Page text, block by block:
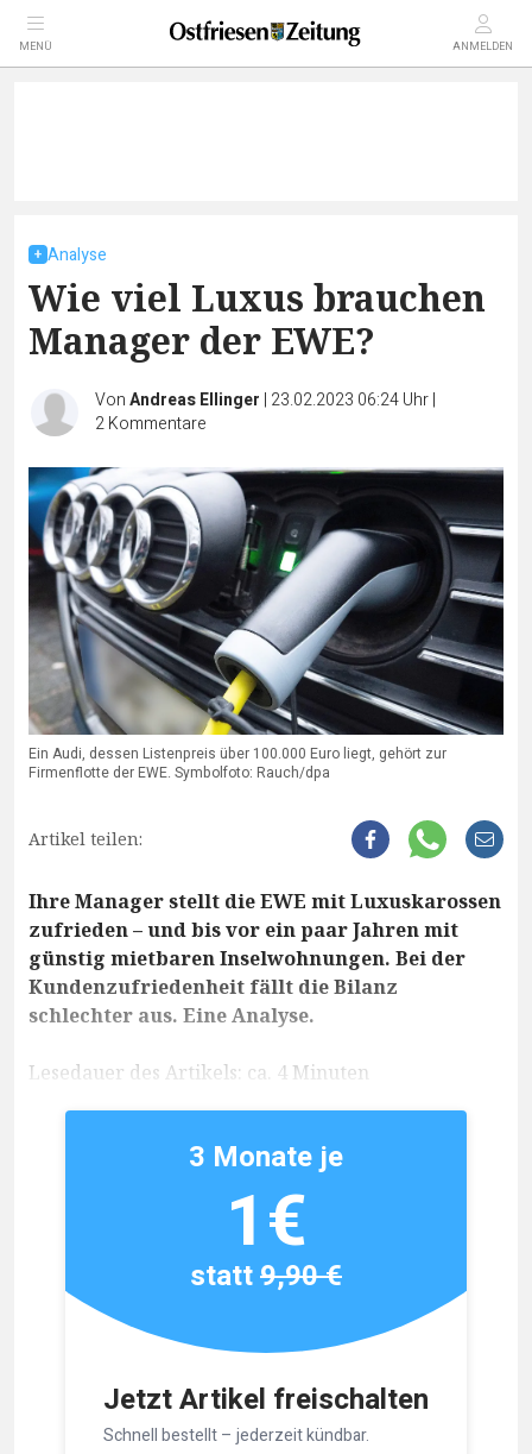
MENÜ ANMELDEN
Analyse
Wie viel Luxus brauchen
Manager der EWE?
VonAndreas Ellinger | 23.02.2023 06:24 Uhr|
2Kommentare
Ein Audi, dessen Listenpreis über 100.000 Euro liegt, gehört zur
Firmenflotte der EWE. Symbolfoto: Rauch/dpa
Artikel teilen:
Ihre Manager stellt die EWE mit Luxuskarossen
zufrieden – und bis vor ein paar Jahren mit
günstig mietbaren Inselwohnungen. Bei der
Kundenzufriedenheit fällt die Bilanz
schlechter aus. Eine Analyse.
Lesedauer des Artikels: ca. 4 Minuten
Jetzt Artikel freischalten
Schnell bestellt – jederzeit kündbar.
3 Monate je
1€
statt9,90 €